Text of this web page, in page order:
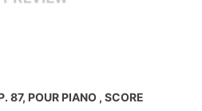
87, POUR PIANO , SCORE